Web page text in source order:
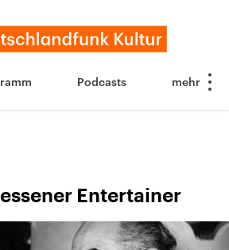
Podcasts
Entertainer